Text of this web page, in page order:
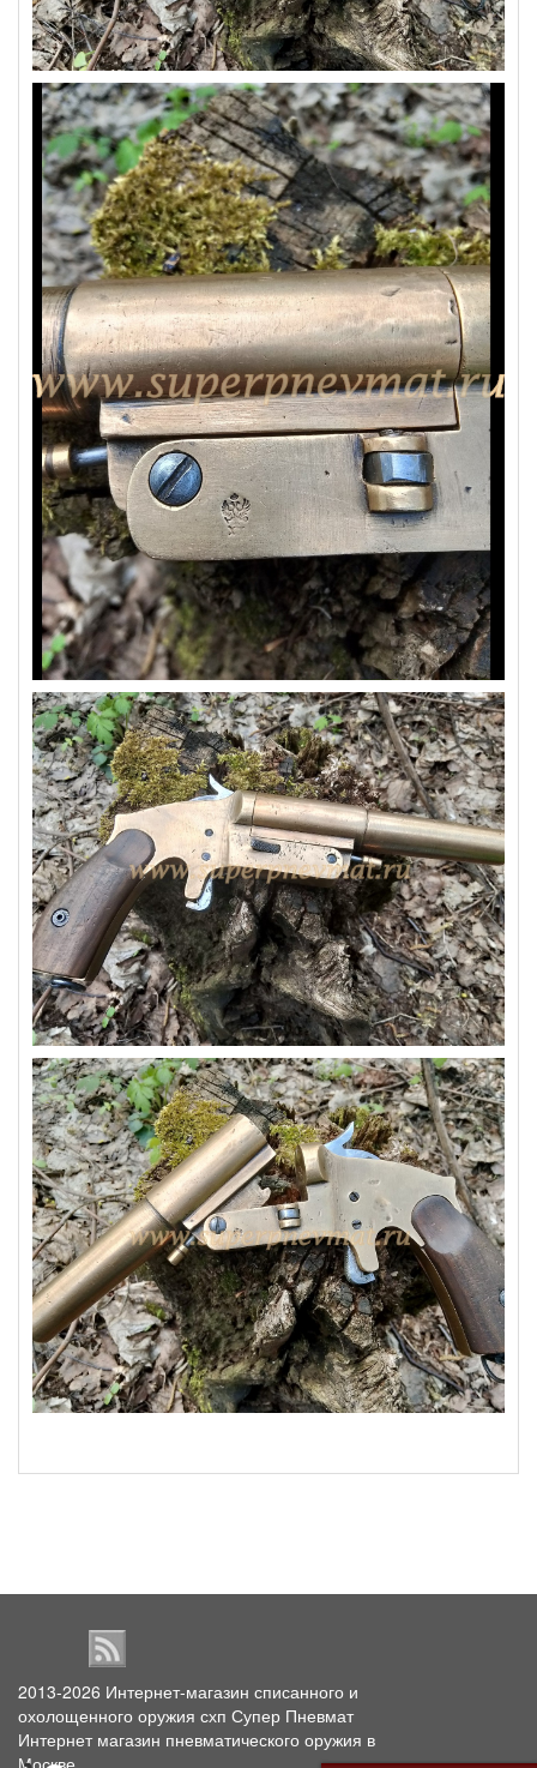
2013-2026 Интернет-магазин списанного и
охолощенного оружия схп Супер Пневмат
Интернет магазин пневматического оружия в
Москве